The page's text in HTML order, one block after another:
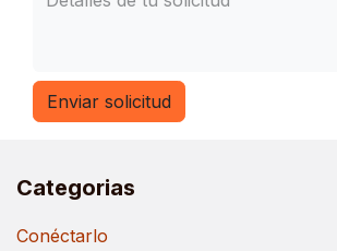
Enviar solicitud
Categorias
Conéctarlo